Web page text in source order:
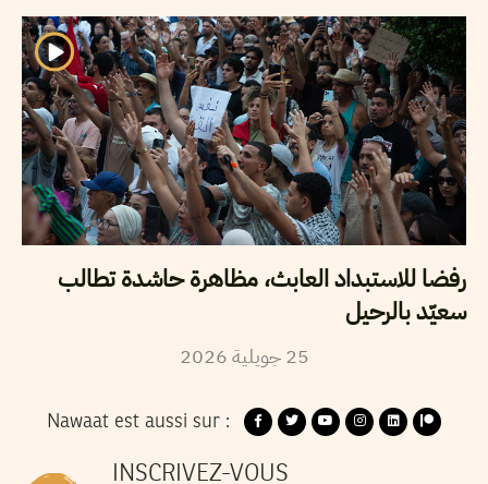
رفضا للاستبداد العابث، مظاهرة حاشدة تطالب
سعيّد بالرحيل
25 جويلية2026
Nawaat est aussi sur :
INSCRIVEZ-VOUS